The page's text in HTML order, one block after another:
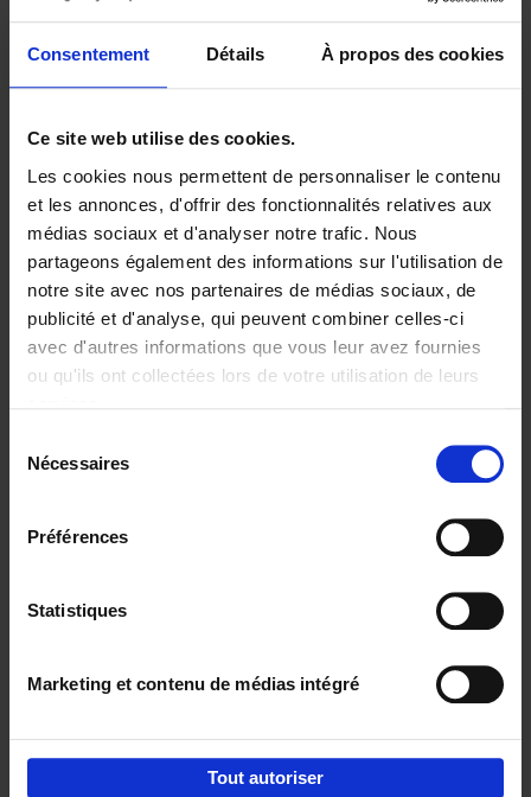
Consentement Détails À propos des cookies
Ce site web utilise des cookies.
Les cookies nous permettent de personnaliser le contenu
et les annonces, d'offrir des fonctionnalités relatives aux
médias sociaux et d'analyser notre trafic. Nous
partageons également des informations sur l'utilisation de
notre site avec nos partenaires de médias sociaux, de
publicité et d'analyse, qui peuvent combiner celles-ci
avec d'autres informations que vous leur avez fournies
ou qu'ils ont collectées lors de votre utilisation de leurs
Nécessaires
Préférences
Statistiques
Marketing et contenu de médias intégré
Tout autoriser
Building Bonds = Building
Business
Jochen Roef Jozefien De Feyter
Carolien Boom
Couverture souple
2025 200
€29,99
Digital marketing like a PRO -
completely revised edition (EN)